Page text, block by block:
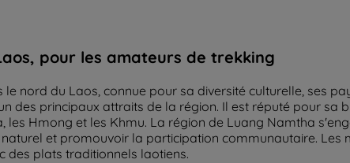
pour les amateurs de trekking
nord du Laos, connue pour sa diversité culturelle, ses
des principaux attraits de la région. Il est réputé pour sa
les Hmong et les Khmu. La région de Luang Namtha
et promouvoir la participation communautaire. Les
des plats traditionnels laotiens.